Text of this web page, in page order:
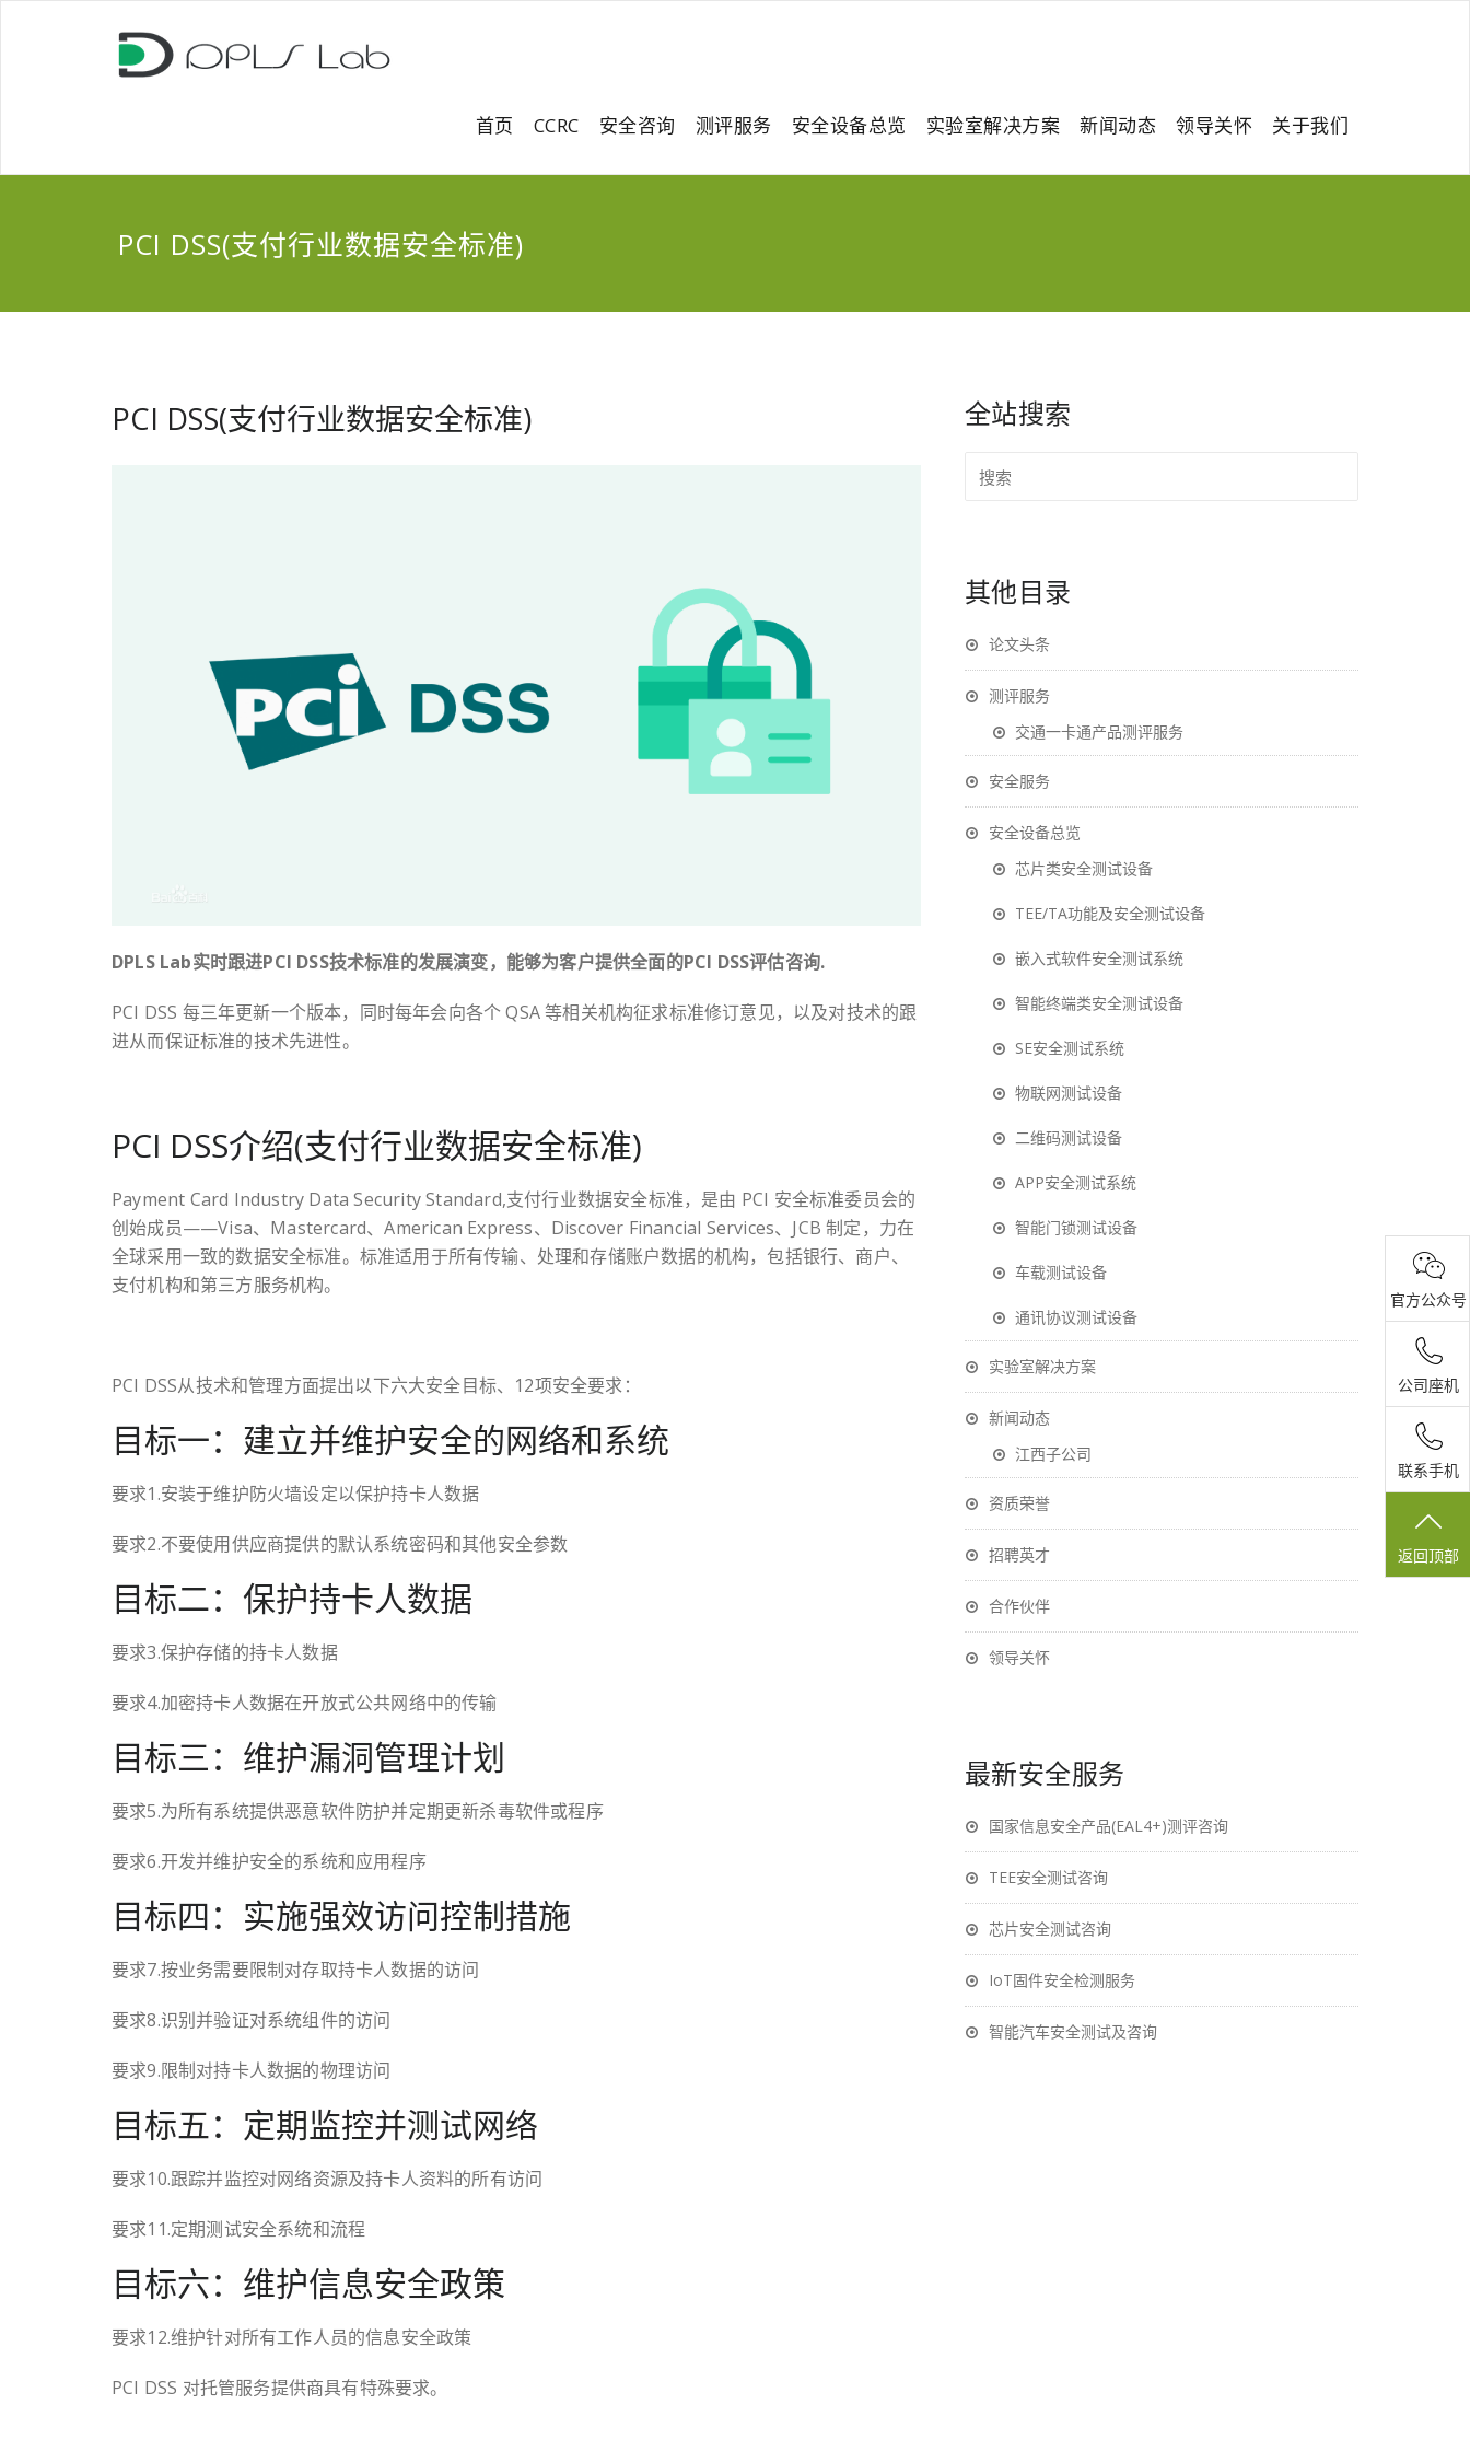
首页 CCRC 安全咨询 测评服务 安全设备总览 实验室解决方案 新闻动态 领导关怀 关于我们
PCI DSS(支付行业数据安全标准)
PCI DSS(支付行业数据安全标准)
DPLS Lab实时跟进PCI DSS技术标准的发展演变，能够为客户提供全面的PCI DSS评估咨询.
PCI DSS 每三年更新一个版本，同时每年会向各个 QSA 等相关机构征求标准修订意见，以及对技术的跟
进从而保证标准的技术先进性。
PCI DSS介绍(支付行业数据安全标准)
Payment Card Industry Data Security Standard,支付行业数据安全标准，是由 PCI 安全标准委员会的
创始成员——Visa、Mastercard、American Express、Discover Financial Services、JCB 制定，力在
全球采用一致的数据安全标准。标准适用于所有传输、处理和存储账户数据的机构，包括银行、商户、
支付机构和第三方服务机构。
PCI DSS从技术和管理方面提出以下六大安全目标、12项安全要求：
目标一：建立并维护安全的网络和系统
要求1.安装于维护防火墙设定以保护持卡人数据
要求2.不要使用供应商提供的默认系统密码和其他安全参数
目标二：保护持卡人数据
要求3.保护存储的持卡人数据
要求4.加密持卡人数据在开放式公共网络中的传输
目标三：维护漏洞管理计划
要求5.为所有系统提供恶意软件防护并定期更新杀毒软件或程序
要求6.开发并维护安全的系统和应用程序
目标四：实施强效访问控制措施
要求7.按业务需要限制对存取持卡人数据的访问
要求8.识别并验证对系统组件的访问
要求9.限制对持卡人数据的物理访问
目标五：定期监控并测试网络
要求10.跟踪并监控对网络资源及持卡人资料的所有访问
要求11.定期测试安全系统和流程
目标六：维护信息安全政策
要求12.维护针对所有工作人员的信息安全政策
PCI DSS 对托管服务提供商具有特殊要求。
全站搜索
其他目录
论文头条
测评服务
交通一卡通产品测评服务
安全服务
安全设备总览
芯片类安全测试设备
TEE/TA功能及安全测试设备
嵌入式软件安全测试系统
智能终端类安全测试设备
SE安全测试系统
物联网测试设备
二维码测试设备
APP安全测试系统
智能门锁测试设备
车载测试设备
通讯协议测试设备
实验室解决方案
新闻动态
江西子公司
资质荣誉
招聘英才
合作伙伴
领导关怀
最新安全服务
国家信息安全产品(EAL4+)测评咨询
TEE安全测试咨询
芯片安全测试咨询
IoT固件安全检测服务
智能汽车安全测试及咨询
官方公众号
公司座机
联系手机
返回顶部